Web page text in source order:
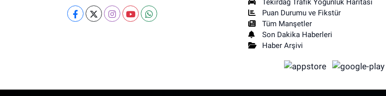
Tekirdağ Trafik Yoğunluk Haritası
Puan Durumu ve Fikstür
Tüm Manşetler
Son Dakika Haberleri
Haber Arşivi